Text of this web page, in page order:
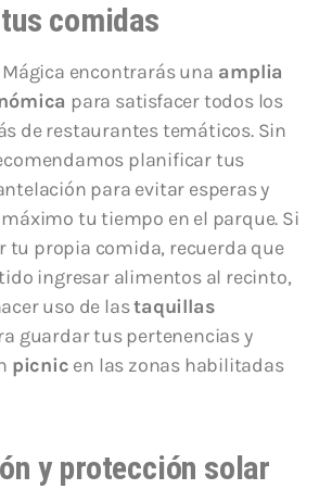
comidas
encontrarás una amplia
para satisfacer todos los
de restaurantes temáticos. Sin
planificar tus
para evitar esperas y
tu tiempo en el parque. Si
tu propia comida, recuerda que
ingresar alimentos al recinto,
uso de lastaquillas
guardar tus pertenencias y
picnic en las zonas habilitadas
y protección solar